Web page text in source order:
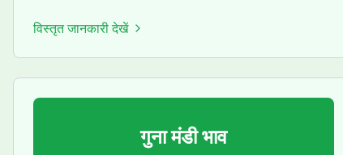
विस्तृत जानकारी देखें
गुनामंडी भाव